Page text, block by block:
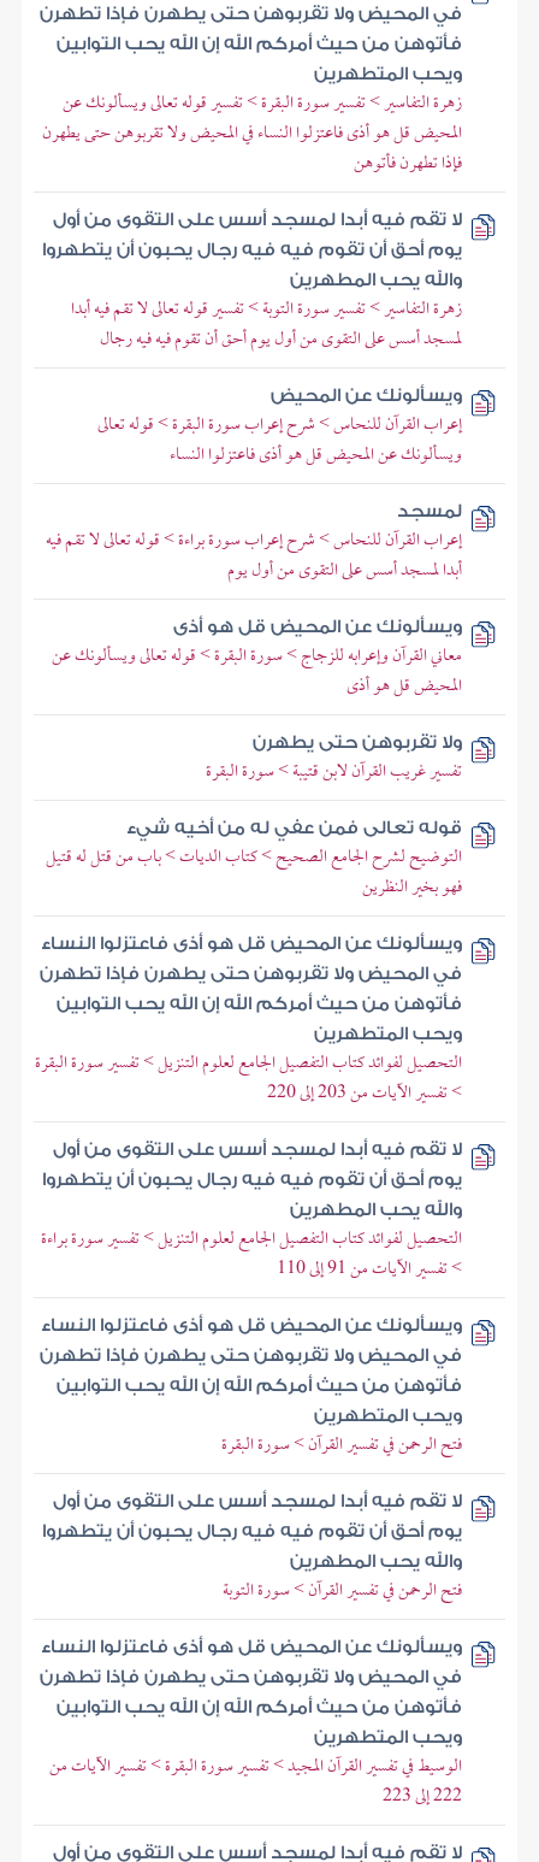
في المحيض ولا تقربوهن حتى يطهرن فإذا تطهرن
فأتوهن من حيث أمركم الله إن الله يحب التوابين
ويحب المتطهرين
زهرة التفاسير > تفسير سورة البقرة > تفسير قوله تعالى ويسألونك عن
المحيض قل هو أذى فاعتزلوا النساء في المحيض ولا تقربوهن حتى يطهرن
فإذا تطهرن فأتوهن
لا تقم فيه أبدا لمسجد أسس على التقوى من أول
يوم أحق أن تقوم فيه فيه رجال يحبون أن يتطهروا
والله يحب المطهرين
زهرة التفاسير > تفسير سورة التوبة > تفسير قوله تعالى لا تقم فيه أبدا
لمسجد أسس على التقوى من أول يوم أحق أن تقوم فيه فيه رجال
ويسألونك عن المحيض
إعراب القرآن للنحاس > شرح إعراب سورة البقرة > قوله تعالى
ويسألونك عن المحيض قل هو أذى فاعتزلوا النساء
لمسجد
إعراب القرآن للنحاس > شرح إعراب سورة براءة > قوله تعالى لا تقم فيه
أبدا لمسجد أسس على التقوى من أول يوم
ويسألونك عن المحيض قل هو أذى
معاني القرآن وإعرابه للزجاج > سورة البقرة > قوله تعالى ويسألونك عن
المحيض قل هو أذى
ولا تقربوهن حتى يطهرن
تفسير غريب القرآن لابن قتيبة > سورة البقرة
قوله تعالى فمن عفي له من أخيه شيء
التوضيح لشرح الجامع الصحيح > كتاب الديات > باب من قتل له قتيل
فهو بخير النظرين
ويسألونك عن المحيض قل هو أذى فاعتزلوا النساء
في المحيض ولا تقربوهن حتى يطهرن فإذا تطهرن
فأتوهن من حيث أمركم الله إن الله يحب التوابين
ويحب المتطهرين
التحصيل لفوائد كتاب التفصيل الجامع لعلوم التنزيل > تفسير سورة البقرة
> تفسير الآيات من 203 إلى 220
لا تقم فيه أبدا لمسجد أسس على التقوى من أول
يوم أحق أن تقوم فيه فيه رجال يحبون أن يتطهروا
والله يحب المطهرين
التحصيل لفوائد كتاب التفصيل الجامع لعلوم التنزيل > تفسير سورة براءة
> تفسير الآيات من 91 إلى 110
ويسألونك عن المحيض قل هو أذى فاعتزلوا النساء
في المحيض ولا تقربوهن حتى يطهرن فإذا تطهرن
فأتوهن من حيث أمركم الله إن الله يحب التوابين
ويحب المتطهرين
فتح الرحمن في تفسير القرآن > سورة البقرة
لا تقم فيه أبدا لمسجد أسس على التقوى من أول
يوم أحق أن تقوم فيه فيه رجال يحبون أن يتطهروا
والله يحب المطهرين
فتح الرحمن في تفسير القرآن > سورة التوبة
ويسألونك عن المحيض قل هو أذى فاعتزلوا النساء
في المحيض ولا تقربوهن حتى يطهرن فإذا تطهرن
فأتوهن من حيث أمركم الله إن الله يحب التوابين
ويحب المتطهرين
الوسيط في تفسير القرآن المجيد > تفسير سورة البقرة > تفسير الآيات من
222 إلى 223
لا تقم فيه أبدا لمسجد أسس على التقوى من أول